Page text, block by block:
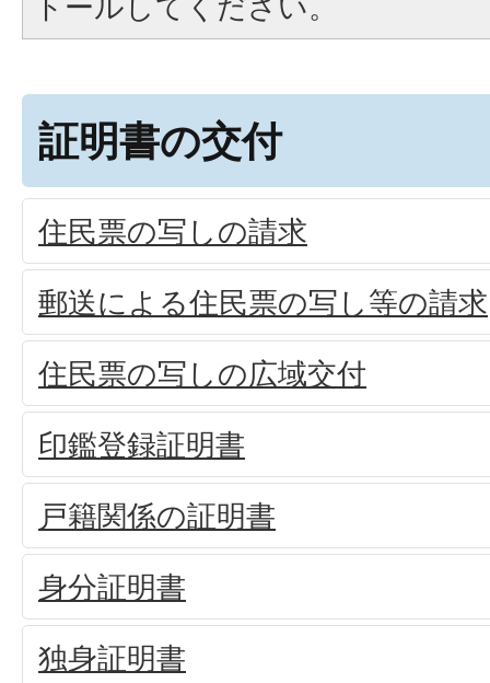
証明書の交付
住民票の写しの請求
郵送による住民票の写し等の請求
住民票の写しの広域交付
印鑑登録証明書
戸籍関係の証明書
身分証明書
独身証明書